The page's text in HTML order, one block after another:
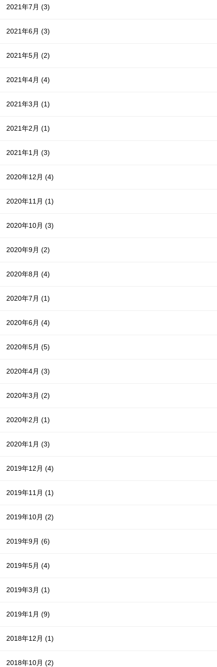
2021年7月(3)
2021年6月(3)
2021年5月(2)
2021年4月(4)
2021年3月(1)
2021年2月(1)
2021年1月(3)
2020年12月(4)
2020年11月(1)
2020年10月(3)
2020年9月(2)
2020年8月(4)
2020年7月(1)
2020年6月(4)
2020年5月(5)
2020年4月(3)
2020年3月(2)
2020年2月(1)
2020年1月(3)
2019年12月(4)
2019年11月(1)
2019年10月(2)
2019年9月(6)
2019年5月(4)
2019年3月(1)
2019年1月(9)
2018年12月(1)
2018年10月(2)